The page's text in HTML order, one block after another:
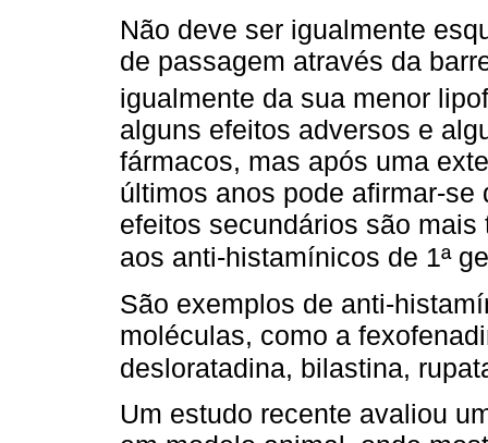
Não deve ser igualmente
de passagem através da
igualmente da sua menor
alguns efeitos adversos e
fármacos, mas após uma
últimos anos pode afirmar-
efeitos secundários são
aos anti-histamínicos de 1ª
São exemplos de anti-
moléculas, como a
desloratadina, bilastina,
Um estudo recente avaliou